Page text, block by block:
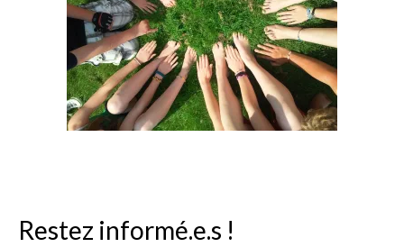
Restez informé.e.s !